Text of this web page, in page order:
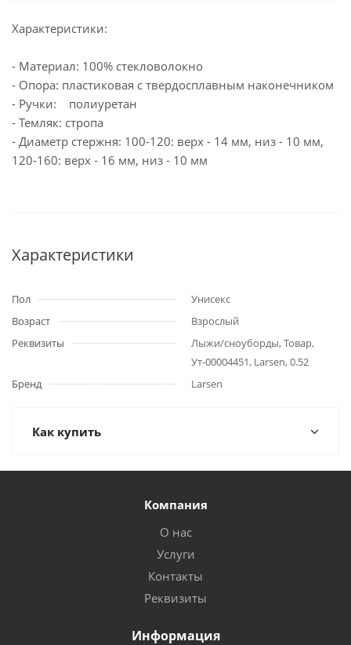
Характеристики:
- Материал: 100% стекловолокно
- Опора: пластиковая с твердосплавным наконечником
- Ручки: полиуретан
- Темляк: стропа
- Диаметр стержня: 100-120: верх - 14 мм, низ - 10 мм,
120-160: верх - 16 мм, низ - 10 мм
Характеристики
Пол
Унисекс
Возраст
Взрослый
Реквизиты
Лыжи/сноуборды, Товар,
Ут-00004451, Larsen, 0.52
Бренд
Larsen
Как купить
Компания
О нас
Услуги
Контакты
Реквизиты
Информация